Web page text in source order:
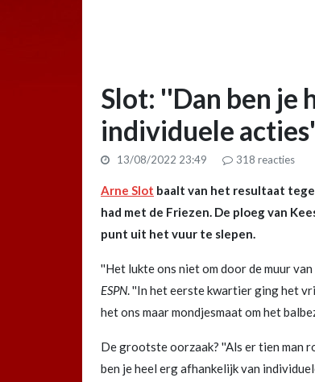
Slot: ''Dan ben je
individuele
13/08/2022 23:49 318 reacties
Arne Slot baalt van het resultaat
had met de Friezen. De ploeg van
punt uit het vuur te slepen.
''Het lukte ons niet om door de muur
ESPN. ''In het eerste kwartier ging het
het ons maar mondjesmaat om het
De grootste oorzaak? ''Als er tien man
ben je heel erg afhankelijk van